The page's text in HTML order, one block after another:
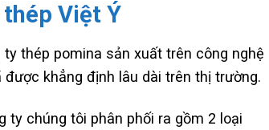
Việt Ý
thép pomina sản xuất trên công nghệ
khẳng định lâu dài trên thị trường.
ty chúng tôi phân phối ra gồm 2 loại